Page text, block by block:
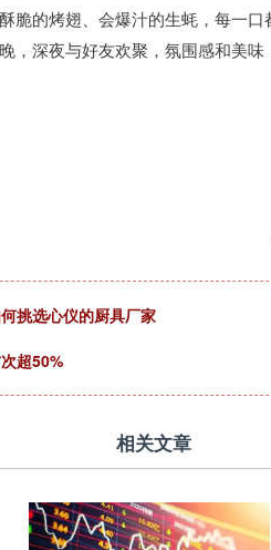
脆的烤翅、会爆汁的生蚝，每一
，深夜与好友欢聚，氛围感和美
挑选心仪的厨具厂家
超50%
相关文章